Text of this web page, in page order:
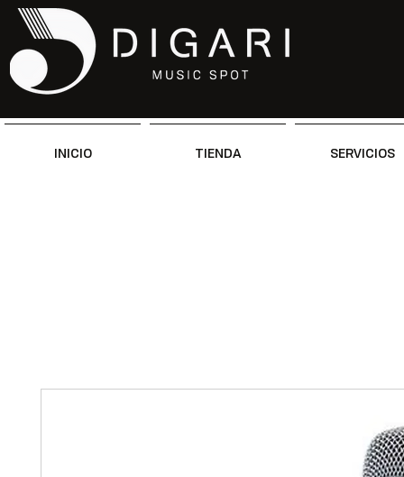
INICIO TIENDA SERVICIOS